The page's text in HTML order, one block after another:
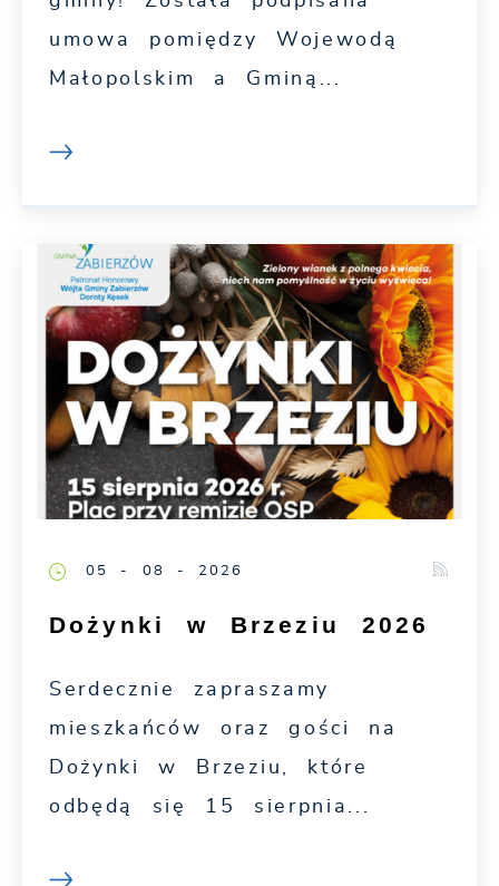
umowa pomiędzy Wojewodą
Małopolskim a Gminą...
05 - 08 - 2026
Dożynki w Brzeziu 2026
Serdecznie zapraszamy
mieszkańców oraz gości na
Dożynki w Brzeziu, które
odbędą się 15 sierpnia...